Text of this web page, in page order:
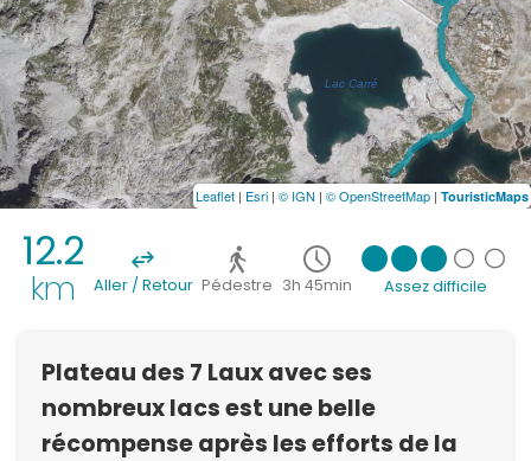
12.2
km Aller / Retour Pédestre 3h 45min Assez difficile
Plateau des 7 Laux avec ses
nombreux lacs est une belle
récompense après les efforts de la
Leaflet | Esri | © IGN | © OpenStreetMap | TouristicMaps